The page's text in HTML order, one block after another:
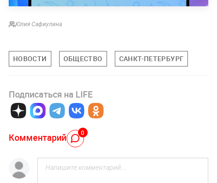
Юлия Сафиулина
НОВОСТИ ОБЩЕСТВО САНКТ-ПЕТЕРБУРГ
Подписаться на LIFE
Комментарий 0